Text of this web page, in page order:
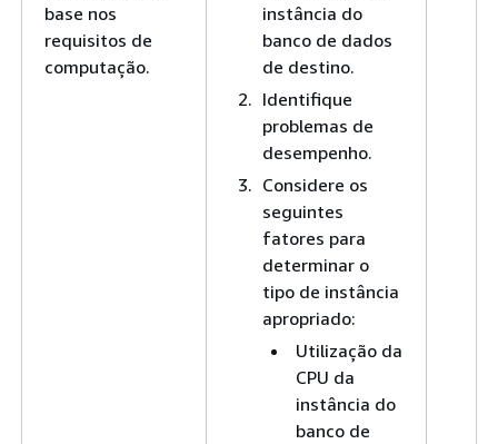
base nos
requisitos de
computação.
instância do
banco de dados
de destino.
Identifique
problemas de
desempenho.
Considere os
seguintes
fatores para
determinar o
tipo de instância
apropriado:
Utilização da
CPU da
instância do
banco de